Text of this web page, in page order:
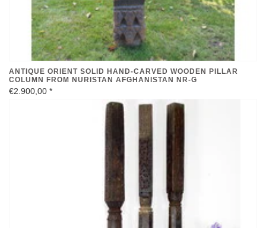
ANTIQUE ORIENT SOLID HAND-CARVED WOODEN PILLAR
COLUMN FROM NURISTAN AFGHANISTAN NR-G
€2.900,00 *